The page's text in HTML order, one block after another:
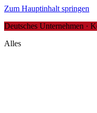
Zum Hauptinhalt springen
Deutsches Unternehmen ·
Alles